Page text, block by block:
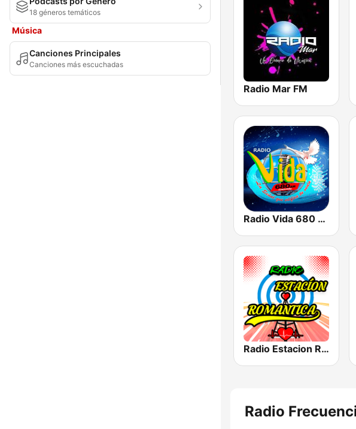
18 géneros temáticos
Música
Canciones Principales
Canciones más escuchadas
Radio Mar FM
Radio Vida 680 AM
Radio Estacion Romantica
Radio